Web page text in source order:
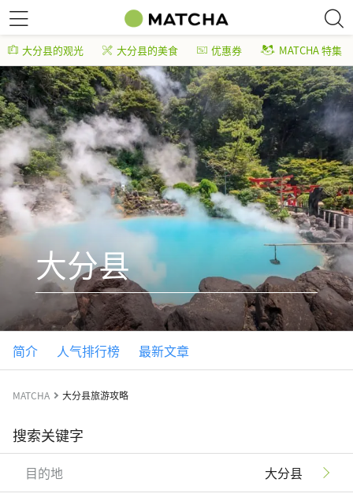
大分县的观光 大分县的美食 优惠券 MATCHA 特集
大分县
简介 人气排行榜 最新文章
MATCHA 大分县旅游攻略
搜索关键字
目的地 大分县